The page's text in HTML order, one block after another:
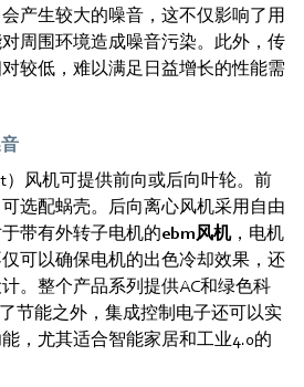
产生较大的噪音，这不仅影响了用
周围环境造成噪音污染。此外，传
较低，难以满足日益增长的性能需
）风机可提供前向或后向叶轮。前
选配蜗壳。后向离心风机采用自由
带有外转子电机的ebm风机，电机
可以确保电机的出色冷却效果，还
。整个产品系列提供AC和绿色科
节能之外，集成控制电子还可以实
，尤其适合智能家居和工业4.0的